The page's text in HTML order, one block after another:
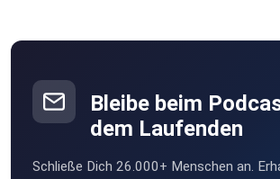
Bleibe beim
dem Laufenden
Schließe Dich 26.000+ Menschen an.